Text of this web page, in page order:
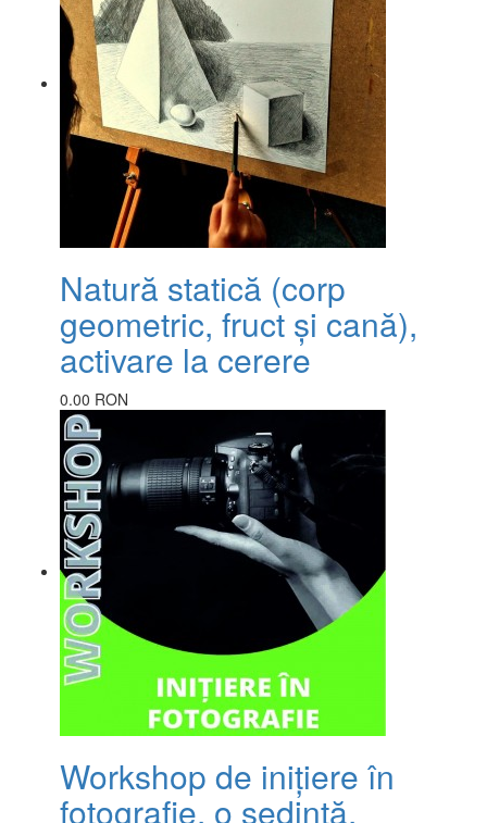
Natură statică (corp
geometric, fruct și cană),
activare la cerere
0.00 RON
Workshop de inițiere în
fotografie, o ședință,